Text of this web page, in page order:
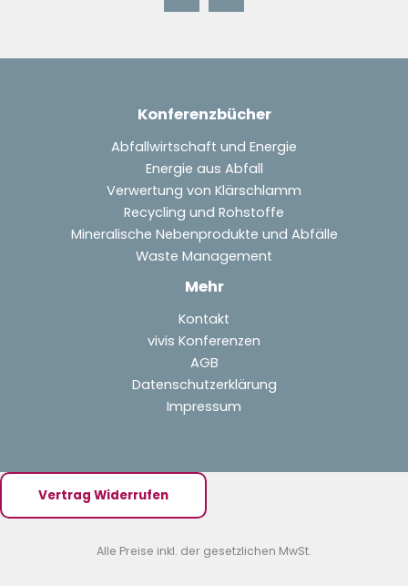
Konferenzbücher
Abfallwirtschaft und Energie
Energie aus Abfall
Verwertung von Klärschlamm
Recycling und Rohstoffe
Mineralische Nebenprodukte und Abfälle
Waste Management
Mehr
Kontakt
vivis Konferenzen
AGB
Datenschutzerklärung
Impressum
Vertrag Widerrufen
Alle Preise inkl. der gesetzlichen MwSt.